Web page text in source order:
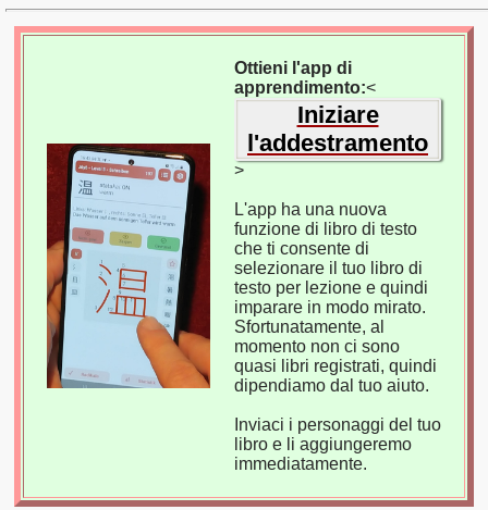
Ottieni l'app di
apprendimento:<
Iniziare
l'addestramento
>
L'app ha una nuova
funzione di libro di testo
che ti consente di
selezionare il tuo libro di
testo per lezione e quindi
imparare in modo mirato.
Sfortunatamente, al
momento non ci sono
quasi libri registrati, quindi
dipendiamo dal tuo aiuto.
Inviaci i personaggi del tuo
libro e li aggiungeremo
immediatamente.